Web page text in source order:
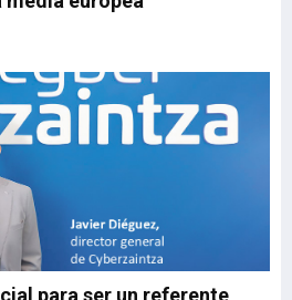
para ser un referente